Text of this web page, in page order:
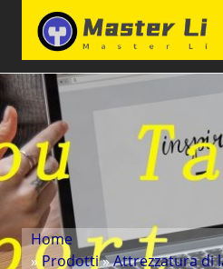
Home
»Prodotti»Attrezzatura di